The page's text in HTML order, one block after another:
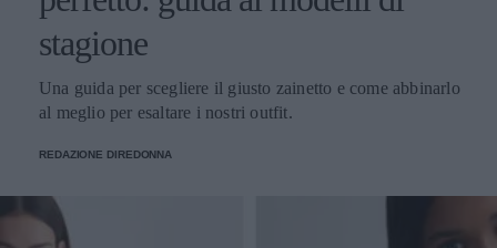
stagione
Una guida per scegliere il giusto zainetto e come abbinarlo
al meglio per esaltare i nostri outfit.
REDAZIONE DIREDONNA